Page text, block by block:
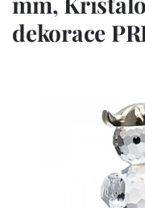
dekorace